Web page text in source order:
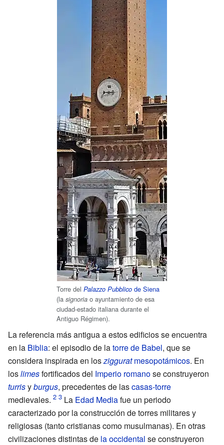
Torre del Palazzo Pubblico de Siena
(la signoria o ayuntamiento de esa
ciudad-estado italiana durante el
Antiguo Régimen).
La referencia más antigua a estos edificios se encuentra
en la Biblia: el episodio de latorre de Babel, que se
considera inspirada en losziggurat mesopotámicos. En
loslimesfortificados del Imperio romanose construyeron
turrisyburgus, precedentes de lascasas-torre
medievales.
La Edad Mediafue un periodo
caracterizado por la construcción de torres militares y
religiosas (tanto cristianas como musulmanas). En otras
civilizaciones distintas de la occidental se construyeron